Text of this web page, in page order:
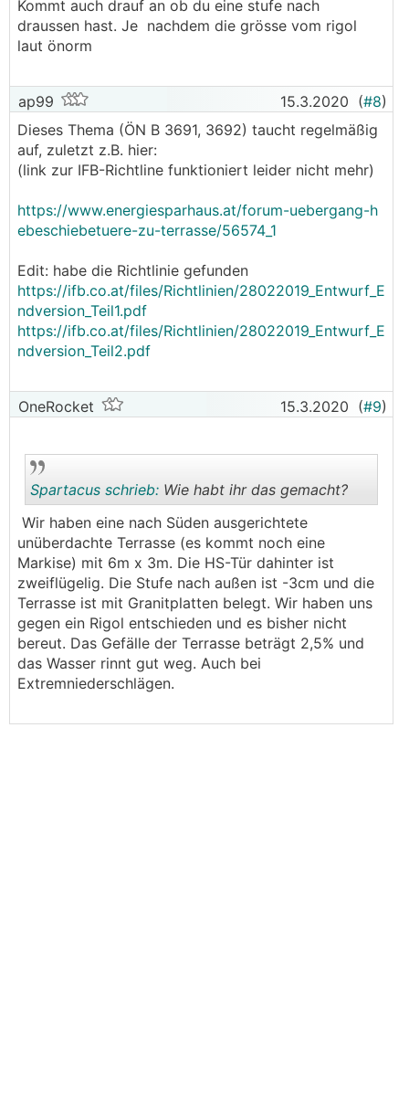
Kommt auch drauf an ob du eine stufe nach
draussen hast. Je nachdem die grösse vom rigol
laut önorm
ap99 15.3.2020 (#8)
Dieses Thema (ÖN B 3691, 3692) taucht regelmäßig
auf, zuletzt z.B. hier:
(link zur IFB-Richtline funktioniert leider nicht mehr)
https://www.energiesparhaus.at/forum-uebergang-h
ebeschiebetuere-zu-terrasse/56574_1
Edit: habe die Richtlinie gefunden
https://ifb.co.at/files/Richtlinien/28022019_Entwurf_E
ndversion_Teil1.pdf
https://ifb.co.at/files/Richtlinien/28022019_Entwurf_E
ndversion_Teil2.pdf
OneRocket 15.3.2020 (#9)
..
Spartacus schrieb: Wie habt ihr das gemacht?
Wir haben eine nach Süden ausgerichtete
unüberdachte Terrasse (es kommt noch eine
Markise) mit 6m x 3m. Die HS-Tür dahinter ist
zweiflügelig. Die Stufe nach außen ist -3cm und die
Terrasse ist mit Granitplatten belegt. Wir haben uns
gegen ein Rigol entschieden und es bisher nicht
bereut. Das Gefälle der Terrasse beträgt 2,5% und
das Wasser rinnt gut weg. Auch bei
Extremniederschlägen.